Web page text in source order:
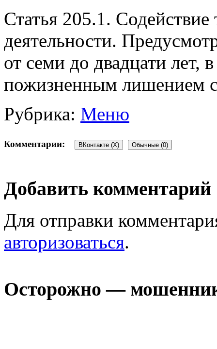
Статья 205.1. Содействие
деятельности.
от семи до двадцати лет,
пожизненным лишением
Рубрика: Меню
Комментарии: ВКонтакте (X) Обычные (0)
Добавить комментарий
Для отправки
авторизоваться.
Осторожно —